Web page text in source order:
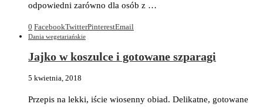
odpowiedni zarówno dla osób z …
0 FacebookTwitterPinterestEmail
Dania wegetariańskie
Jajko w koszulce i gotowane szparagi
5 kwietnia, 2018
Przepis na lekki, iście wiosenny obiad. Delikatne, gotowane